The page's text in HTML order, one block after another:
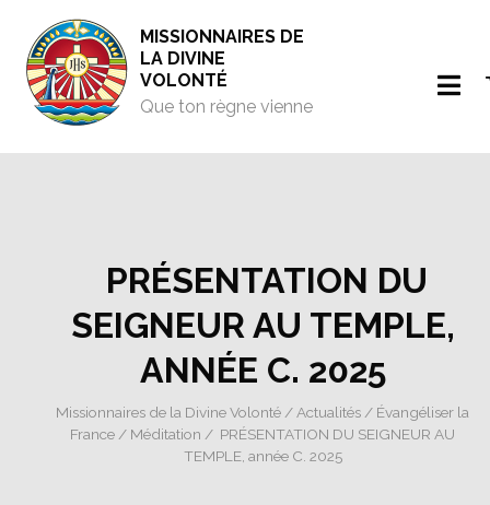
MISSIONNAIRES DE
LA DIVINE
VOLONTÉ
Que ton règne vienne
PRÉSENTATION DU
SEIGNEUR AU TEMPLE,
ANNÉE C. 2025
Missionnaires de la Divine Volonté / Actualités / Évangéliser la
France / Méditation / PRÉSENTATION DU SEIGNEUR AU
TEMPLE, année C. 2025